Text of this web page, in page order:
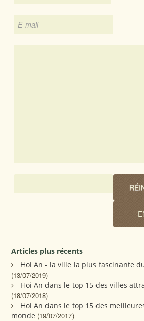
Articles plus récents
Hoi An - la ville la plus fascinante
(13/07/2019)
Hoi An dans le top 15 des villes
(18/07/2018)
Hoi An dans le top 15 des
monde (19/07/2017)